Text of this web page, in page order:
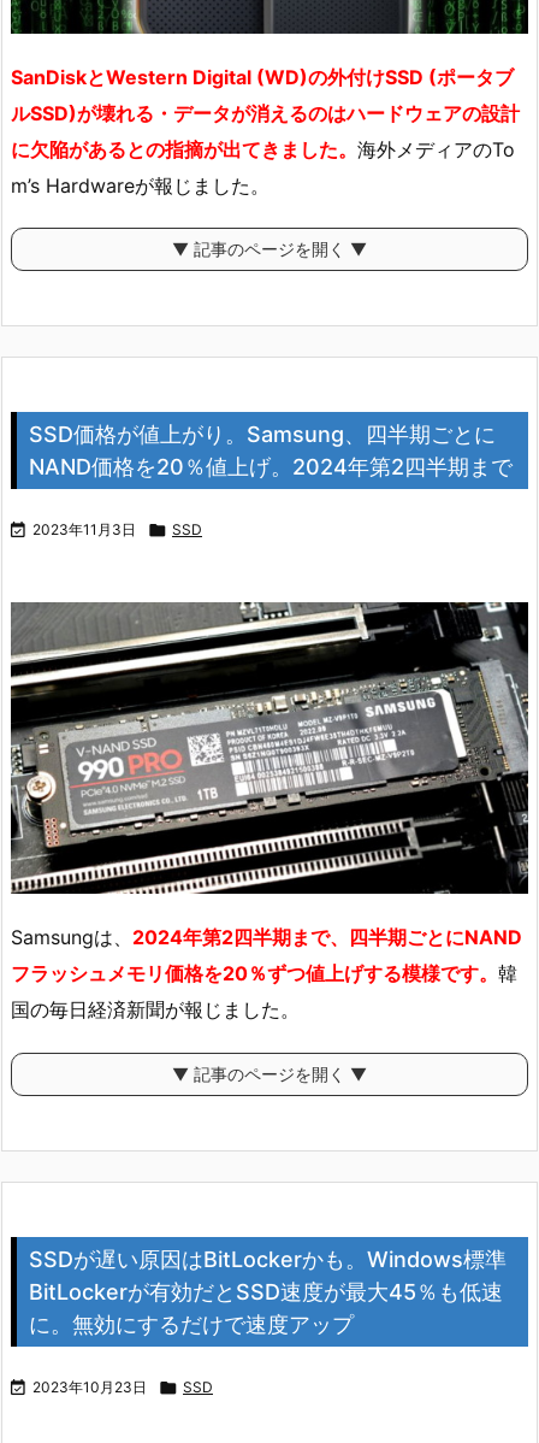
SanDiskとWestern Digital (WD)の外付けSSD (ポータブ
ルSSD)が壊れる・データが消えるのはハードウェアの設計
に欠陥があるとの指摘が出てきました。 海外メディアのTo
m’s Hardwareが報じました。
▼ 記事のページを開く ▼
SSD価格が値上がり。Samsung、四半期ごとに
NAND価格を20％値上げ。2024年第2四半期まで
 2023年11月3日  SSD
Samsungは、 2024年第2四半期まで、四半期ごとにNAND
フラッシュメモリ価格を20％ずつ値上げする模様です。 韓
国の毎日経済新聞が報じました。
▼ 記事のページを開く ▼
SSDが遅い原因はBitLockerかも。Windows標準
BitLockerが有効だとSSD速度が最大45％も低速
に。無効にするだけで速度アップ
 2023年10月23日  SSD